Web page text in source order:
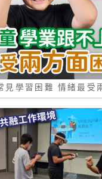
見學習困難 情緒最受